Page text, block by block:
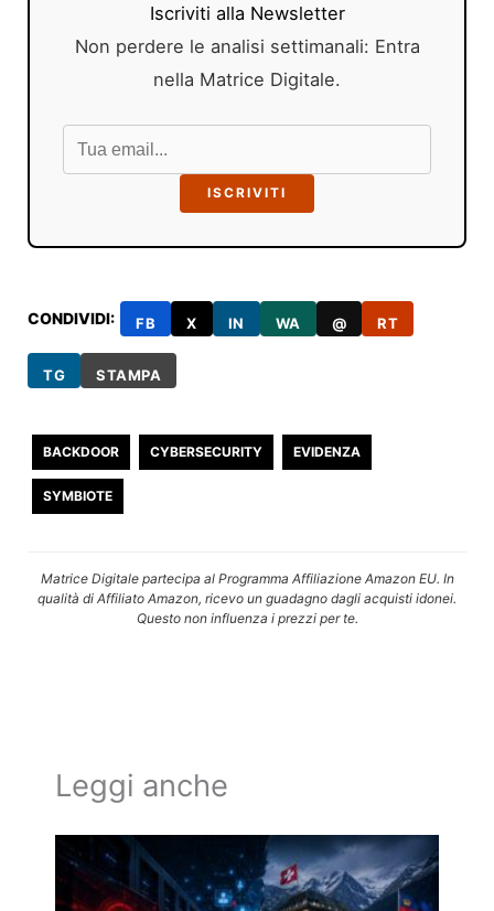
Iscriviti alla Newsletter
Non perdere le analisi settimanali: Entra
nella Matrice Digitale.
ISCRIVITI
CONDIVIDI: FB X IN WA @ RT
TG STAMPA
BACKDOOR CYBERSECURITY EVIDENZA
SYMBIOTE
Matrice Digitale partecipa al Programma Affiliazione Amazon EU. In
qualità di Affiliato Amazon, ricevo un guadagno dagli acquisti idonei.
Questo non influenza i prezzi per te.
Leggi anche